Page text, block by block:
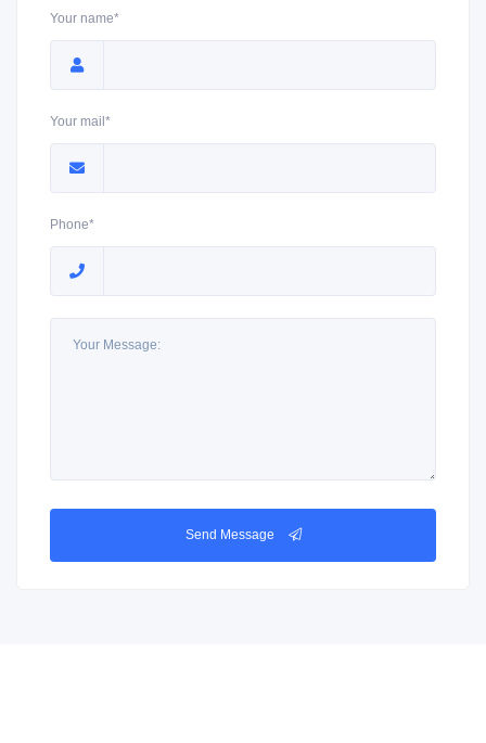
Your name*
Your mail*
Phone*
Send Message